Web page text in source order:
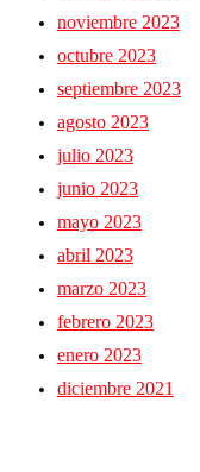
noviembre 2023
octubre 2023
septiembre 2023
agosto 2023
julio 2023
junio 2023
mayo 2023
abril 2023
marzo 2023
febrero 2023
enero 2023
diciembre 2021